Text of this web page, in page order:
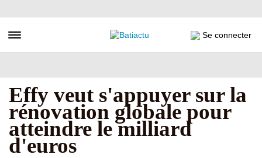
au
principal
Toggle navigation Se connecter
Effy veut s'appuyer sur la
rénovation globale pour
atteindre le milliard
d'euros